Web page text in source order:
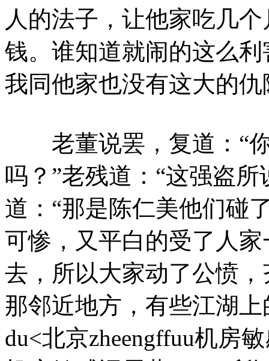
人的法子，让他家吃几
钱。谁知道就闹的这么
我同他家也没有这大的仇
老董说罢，复道：“你
吗？”老残道：“这强盗
道：“那是陈仁美他们碰
可惨，又平白的受了人
去，所以大家动了公愤
那邻近地方，有些江湖
du<北京zheengffuu机房